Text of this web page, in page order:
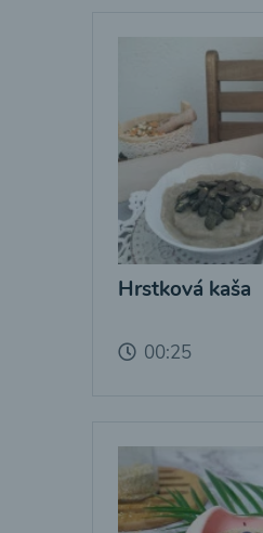
Hrstková kaša
00:25